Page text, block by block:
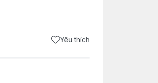
Yêu thích